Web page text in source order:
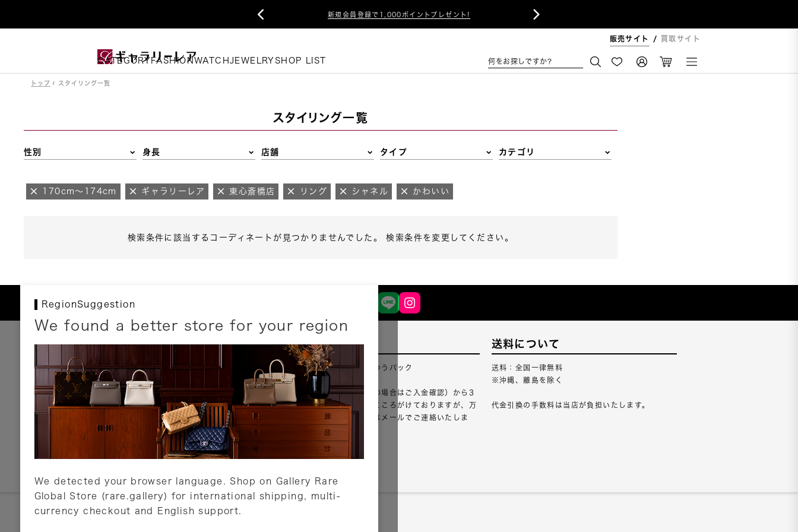
新規会員登録で1,000ポイントプレゼント!
 
販売サイト 買取サイト
CATEGORY FASHIONWATCHJEWELRY SHOP LIST 何をお探しですか?
トップ スタイリング一覧
スタイリング一覧
性別 身長 店舗 タイプ カテゴリ
170cm～174cm ギャラリーレア 東心斎橋店 リング シャネル かわいい
検索条件に該当するコーディネートが見つかりませんでした。 検索条件を変更してください。
RegionSuggestion
We found a better store for your region
We detected your browser language. Shop on Gallery Rare
Global Store (rare.gallery) for international shipping, multi-
currency checkout and English support.
お支払いについて
以下のお支払方法が利用可能です。
クレジットカード
ショッピングローン
銀行振込・郵便振替
代金引換
Amazon Pay
PayPay
店頭支払い
詳しくはこちら
配送について
配送業者：佐川急便・ゆうパック
ご注文確認（銀行振込の場合はご入金確認）から3
営業日以内のご出荷をこころがけておりますが、万
が一出荷が遅れる場合はメールでご連絡いたしま
詳しくはこちら
送料について
送料：全国一律無料
※沖縄、離島を除く
代金引換の手数料は当店が負担いたします。